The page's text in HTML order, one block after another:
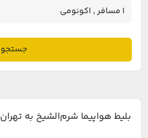
جستجو
بلیط هواپیما شرم‌الشیخ به تهران